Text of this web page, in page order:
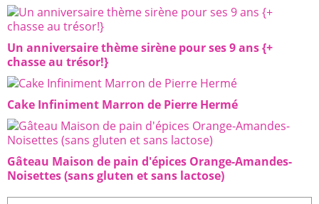
Un anniversaire thème sirène pour ses 9 ans {+
chasse au trésor!}
Cake Infiniment Marron de Pierre Hermé
Gâteau Maison de pain d'épices Orange-Amandes-
Noisettes (sans gluten et sans lactose)